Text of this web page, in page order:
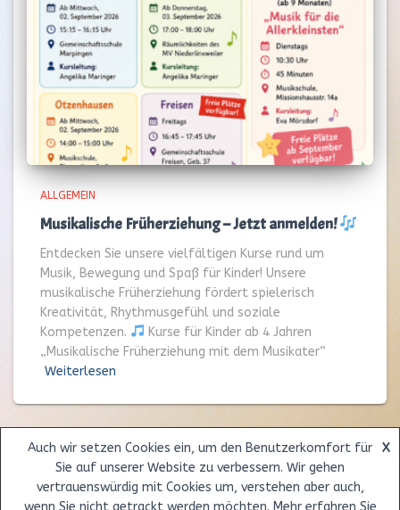
ALLGEMEIN
Musikalische Früherziehung – Jetzt anmelden!
Entdecken Sie unsere vielfältigen Kurse rund um
Musik, Bewegung und Spaß für Kinder! Unsere
musikalische Früherziehung fördert spielerisch
Kreativität, Rhythmusgefühl und soziale
Kompetenzen.
Kurse für Kinder ab 4 Jahren
„Musikalische Früherziehung mit dem Musikater“
Weiterlesen
UNTERRICHT UNTERRICHTSORTE
Auch wir setzen Cookies ein, um den Benutzerkomfort für
Sie auf unserer Website zu verbessern. Wir gehen
vertrauenswürdig mit Cookies um, verstehen aber auch,
wenn Sie nicht getrackt werden möchten. Mehr erfahren Sie
X